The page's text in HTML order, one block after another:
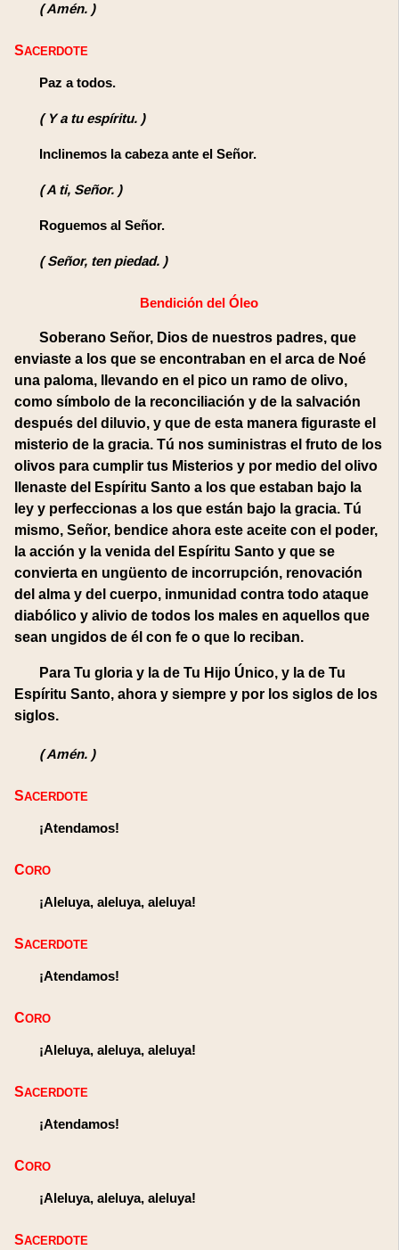
(Amén. )
SACERDOTE
Paz a todos.
( Y a tu espíritu. )
Inclinemos la cabeza ante el Señor.
(A ti, Señor. )
Roguemos al Señor.
( Señor, ten piedad. )
Bendición del Óleo
Soberano Señor, Dios de nuestros padres, que
enviaste a los que se encontraban en el arca de Noé
una paloma, llevando en el pico un ramo de olivo,
como símbolo de la reconciliación y de la salvación
después del diluvio, y que de esta manera figuraste el
misterio de la gracia. Tú nos suministras el fruto de los
olivos para cumplir tus Misterios y por medio del olivo
llenaste del Espíritu Santo a los que estaban bajo la
ley y perfeccionas a los que están bajo la gracia. Tú
mismo, Señor, bendice ahora este aceite con el poder,
la acción y la venida del Espíritu Santo y que se
convierta en ungüento de incorrupción, renovación
del alma y del cuerpo, inmunidad contra todo ataque
diabólico y alivio de todos los males en aquellos que
sean ungidos de él con fe o que lo reciban.
Para Tu gloria y la de Tu Hijo Único, y la de Tu
Espíritu Santo, ahora y siempre y por los siglos de los
siglos.
(Amén. )
SACERDOTE
¡Atendamos!
CORO
¡Aleluya, aleluya, aleluya!
SACERDOTE
¡Atendamos!
CORO
¡Aleluya, aleluya, aleluya!
SACERDOTE
¡Atendamos!
CORO
¡Aleluya, aleluya, aleluya!
SACERDOTE